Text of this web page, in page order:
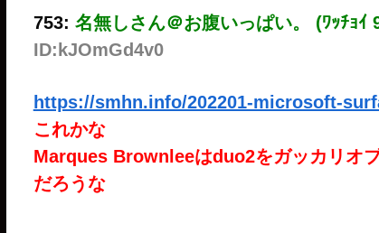
753: 名無しさん＠お腹いっぱい。 (ﾜｯﾁｮｲ
ID:kJOmGd4v0
https://smhn.info/202201-microsoft-
これかな
Marques Brownleeはduo2をガッカリオ
だろうな